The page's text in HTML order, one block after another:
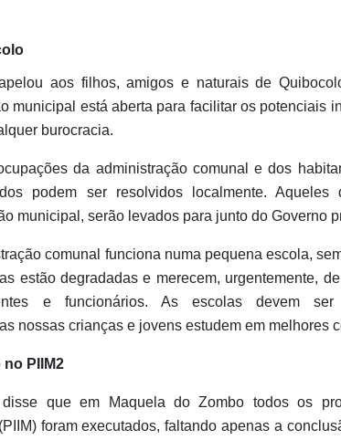
aos filhos, amigos e naturais de
municipal está aberta para facilitar os potenciais
burocracia.
da administração comunal e dos
podem ser resolvidos localmente.
municipal, serão levados para junto do Governo
comunal funciona numa pequena escola,
estão degradadas e merecem, urgentemente,
e funcionários. As escolas devem ser
nossas crianças e jovens estudem em melhores
PIIM2
disse que em Maquela do Zombo todos os
foram executados, faltando apenas a